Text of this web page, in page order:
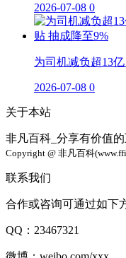
2026-07-08 0
为司机减负超13
2026-07-08 0
关于本站
非凡百科_分享有价值
Copyright @ 非凡百科
联系我们
合作或咨询可通过如下
QQ：23467321